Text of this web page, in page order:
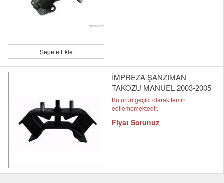
Sepete Ekle
İMPREZA ŞANZIMAN
TAKOZU MANUEL 2003-2005
Bu ürün geçici olarak temin
edilememektedir.
Fiyat Sorunuz